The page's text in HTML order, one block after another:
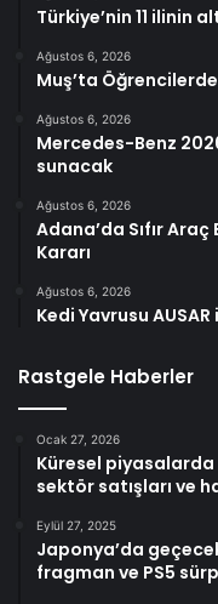
Türkiye’nin 11 ilinin
Ağustos 6, 2026
Muş’ta
Ağustos 6, 2026
Mercedes-Benz
sunacak
Ağustos 6, 2026
Adana’da Sıfır
Kararı
Ağustos 6, 2026
Kedi Yavrusu AUSAR
Rastgele Haberler
Ocak 27, 2026
Küresel
sektör satışları ve
Eylül 27, 2025
Japonya’da
fragman ve PS5